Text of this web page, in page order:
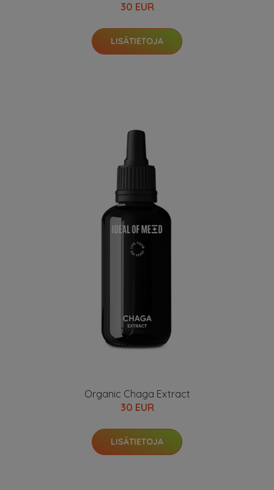
30 EUR
LISÄTIETOJA
Organic Chaga Extract
30 EUR
LISÄTIETOJA